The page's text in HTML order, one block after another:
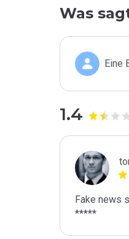
Was
Eine
1.4
Fake news
*****